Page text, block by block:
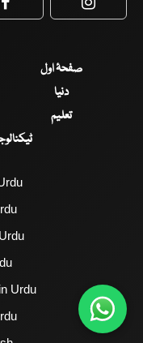
Facebook
صفحۂ اول
دنیا
تعلیم
Urdu